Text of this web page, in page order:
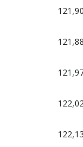
121,90
121,88
122,13